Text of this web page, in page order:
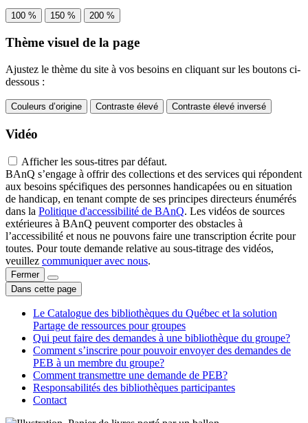
100 % 150 % 200 %
Thème visuel de la page
Ajustez le thème du site à vos besoins en cliquant sur les boutons ci-
dessous :
Couleurs d’origine Contraste élevé Contraste élevé inversé
Vidéo
Afficher les sous-titres par défaut.
BAnQ s’engage à offrir des collections et des services qui répondent
aux besoins spécifiques des personnes handicapées ou en situation
de handicap, en tenant compte de ses principes directeurs énumérés
dans la Politique d'accessibilité de BAnQ. Les vidéos de sources
extérieures à BAnQ peuvent comporter des obstacles à
l’accessibilité et nous ne pouvons faire une transcription écrite pour
toutes. Pour toute demande relative au sous-titrage des vidéos,
veuillez communiquer avec nous.
Fermer
Dans cette page
Le Catalogue des bibliothèques du Québec et la solution
Partage de ressources pour groupes
Qui peut faire des demandes à une bibliothèque du groupe?
Comment s’inscrire pour pouvoir envoyer des demandes de
PEB à un membre du groupe?
Comment transmettre une demande de PEB?
Responsabilités des bibliothèques participantes
Contact